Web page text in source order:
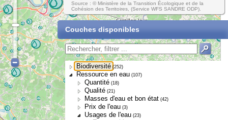
Source : © Ministère de la Transition Écologique et de la
Cohésion des Territoires, (Service WFS SANDRE ODP).
Couches disponibles
Biodiversité (252)
Ressource en eau (107)
Quantité (18)
Qualité (21)
Masses d'eau et bon état (42)
Prix de l'eau (3)
Usages de l'eau (23)